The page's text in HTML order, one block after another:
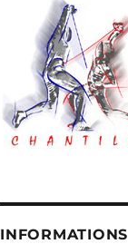
INFORMATIONS